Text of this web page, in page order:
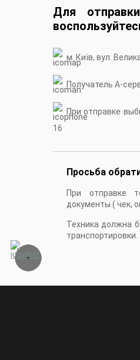
Для
м. Київ, вул.
Получатель А-
При отправке
16
Просьба
При отправке
документы ( чек,
Техника должна
транспортировки.